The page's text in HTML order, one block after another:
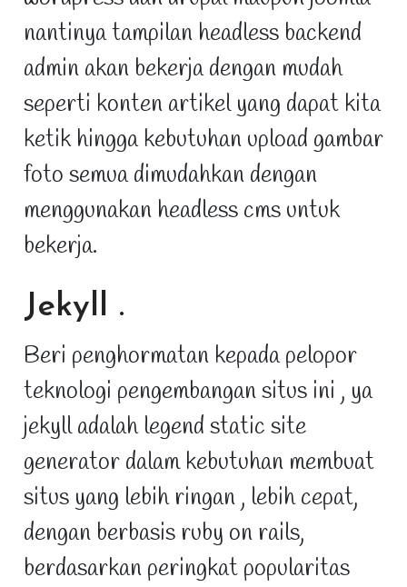
nantinya tampilan headless backend
admin akan bekerja dengan mudah
seperti konten artikel yang dapat kita
ketik hingga kebutuhan upload gambar
foto semua dimudahkan dengan
menggunakan headless cms untuk
bekerja.
Jekyll .
Beri penghormatan kepada pelopor
teknologi pengembangan situs ini , ya
jekyll adalah legend static site
generator dalam kebutuhan membuat
situs yang lebih ringan , lebih cepat,
dengan berbasis ruby on rails,
berdasarkan peringkat popularitas